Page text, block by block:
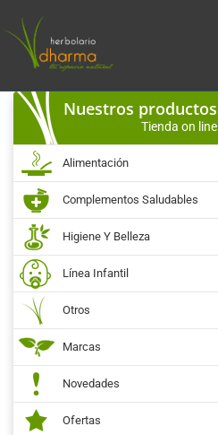
Nuestros productos
Tienda on line
Alimentación
Complementos Saludables
Higiene Y Belleza
Línea Infantil
Otros
Marcas
Novedades
Ofertas